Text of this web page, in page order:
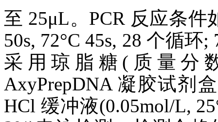
至 25μL。PCR 反应条件
50s, 72°C 45s, 28 个循环
采用琼脂糖(质量分
AxyPrepDNA 凝胶试剂
HCl 缓冲液(0.05mol/L,